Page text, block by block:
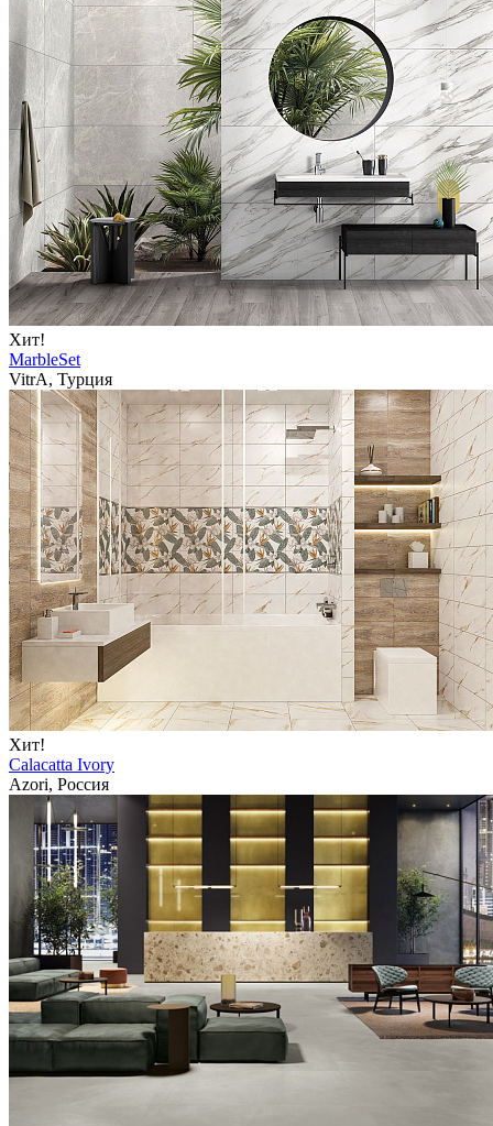
Хит!
MarbleSet
VitrA, Турция
Хит!
Calacatta Ivory
Azori, Россия